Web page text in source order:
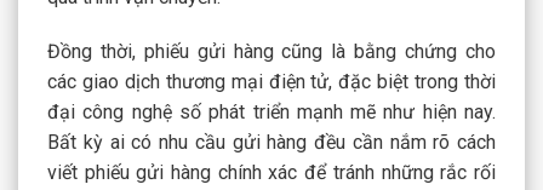
Đồng thời, phiếu gửi hàng cũng là bằng chứng cho
các giao dịch thương mại điện tử, đặc biệt trong thời
đại công nghệ số phát triển mạnh mẽ như hiện nay.
Bất kỳ ai có nhu cầu gửi hàng đều cần nắm rõ cách
viết phiếu gửi hàng chính xác để tránh những rắc rối